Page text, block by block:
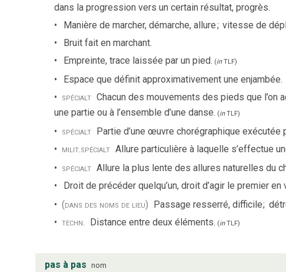
dans la progression vers un certain résultat, progrès.
Manière de marcher, démarche, allure; vitesse de
Bruit fait en marchant.
Empreinte, trace laissée par un pied. (inTLF)
Espace que définit approximativement une enjambée.
spécialt Chacun des mouvements des pieds que l’on
une partie ou à l’ensemble d’une danse. (inTLF)
spécialt Partie d’une œuvre chorégraphique exécutée
milit.spécialt Allure particulière à laquelle s’effectue
spécialt Allure la plus lente des allures naturelles du
Droit de précéder quelqu’un, droit d’agir le premier
(dans des noms de lieu) Passage resserré, difficile;
techn. Distance entre deux éléments. (inTLF)
pas à pas nom